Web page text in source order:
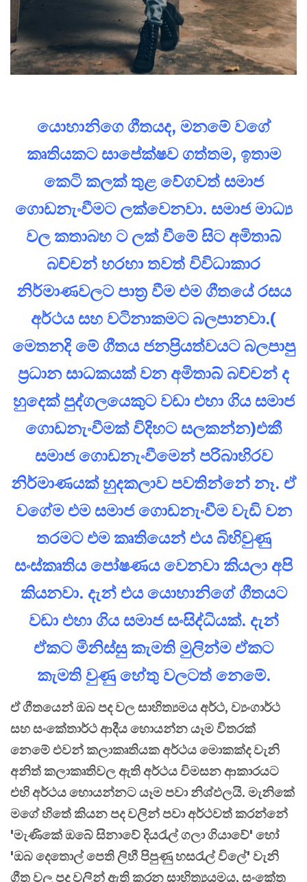
යොහානිගෙ ගීතයද, මනමේ වගේ
කෘතියකට සාපේක්ෂව ගත්තම, ඉතාම
කෙටි කලක් තුළ වේගවත් සමාජ
ගොඩනැංවීමට ලක්වෙනවා. සමාජ මාධ්‍ය
වල කතාබහ ට ලක් වීමේ සිට අමිතාබ්
බච්චන් හරහා තවත් විවිධාකාර
නිර්මාණවලට පාත්‍ර වීම එම ගීතයේ රසය
අර්ථය සහ වටිනාකමට බලපානවා.(
මෙතනදි මේ ගීතය ජනප්‍රියත්වයට බලපාපු
ප්‍රධාන සාධකයක් වන අමිතාබ් බච්චන් ද
හුදෙක් පුද්ගලයෙකුට වඩා එහා ගිය සමාජ
ගොඩනැංවීමක් විදිහට සලකන්න)එකී
සමාජ ගොඩනැංවීමෙන් පරිබාහිරව
නිර්මාණයක් හුදකලාව පවතින්නේ නෑ. ඒ
වගේම එම සමාජ ගොඩනැංවීම වැඩි වන
තරමට එම කෘතියෙන් එය බිහිවුණු
සංස්කෘතිය පෝෂණය වෙනවා කියලා අපි
කියනවා. දැන් එය යොහානිගේ ගීතයට
වඩා එහා ගිය සමාජ සංසිද්ධියක්. දැන්
ඒකට මිනිස්සු කැමති මුලින්ම ඒකට
කැමති වුණු හේතු වලටත් නෙමේ.
ඒ ගීතයෙන් ඔබ පද වල සාහිත්‍යමය අර්ථ, ව්‍යංගාර්ථ
සහ සංකේතාර්ථ ආදීය හොයන්න යෑම විතරක්
නෙමේ එවන් කලාකෘතියක අර්ථය මොකක්ද වැනි
අනිත් කලාකෘතිවල ඇති අර්ථය විමසන ආකාරයට
එහි අර්ථය හොයන්නට යෑම පවා නිශ්ඵලයි. මැනිකේ
මගේ හිතේ කියන පද වලින් පවා අර්ථවත් කරන්නේ
'මැණිකේ ඔබේ සිනාවේ දියරැල් ගලා ගියාවේ' හෝ
'ඔබ දෙතොල් පෙති ලිහී පිපුණු හසරැල් විලේ' වැනි
ගීත වල පද වලින් ඇති කරන සාහිත්‍යයමය, සංකේත